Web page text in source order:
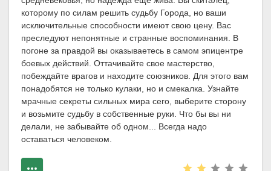
которому по силам решить судьбу Города, но ваши
исключительные способности имеют свою цену. Вас
преследуют непонятные и странные воспоминания. В
погоне за правдой вы оказываетесь в самом эпицентре
боевых действий. Оттачивайте свое мастерство,
побеждайте врагов и находите союзников. Для этого вам
понадобятся не только кулаки, но и смекалка. Узнайте
мрачные секреты сильных мира сего, выберите сторону
и возьмите судьбу в собственные руки. Что бы вы ни
делали, не забывайте об одном... Всегда надо
оставаться человеком.